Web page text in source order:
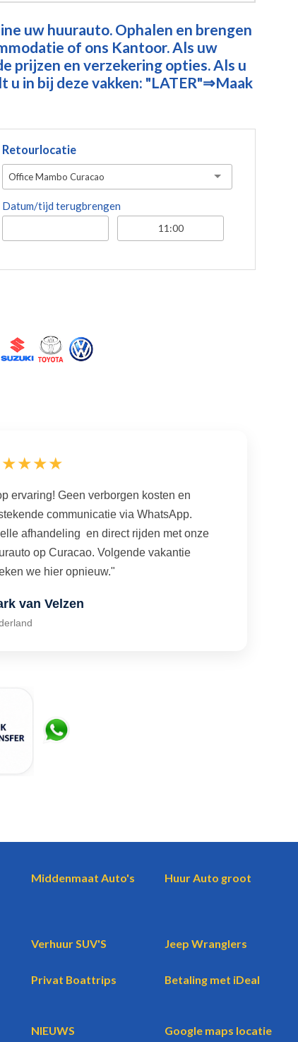
uw huurauto. Ophalen en brengen
of ons Kantoor. Als uw
prijzen en verzekering opties. Als u
in bij deze vakken: "LATER"⇒Maak
Retourlocatie
Office Mambo Curacao
Datum/tijd terugbrengen
ervaring! Geen verborgen kosten en
communicatie via WhatsApp.
afhandeling en direct rijden met onze
op Curacao. Volgende vakantie
we hier opnieuw."
van Velzen
Middenmaat Auto's Huur Auto groot
Verhuur SUV'S Jeep Wranglers
Privat Boattrips Betaling met iDeal
NIEUWS Google maps locatie